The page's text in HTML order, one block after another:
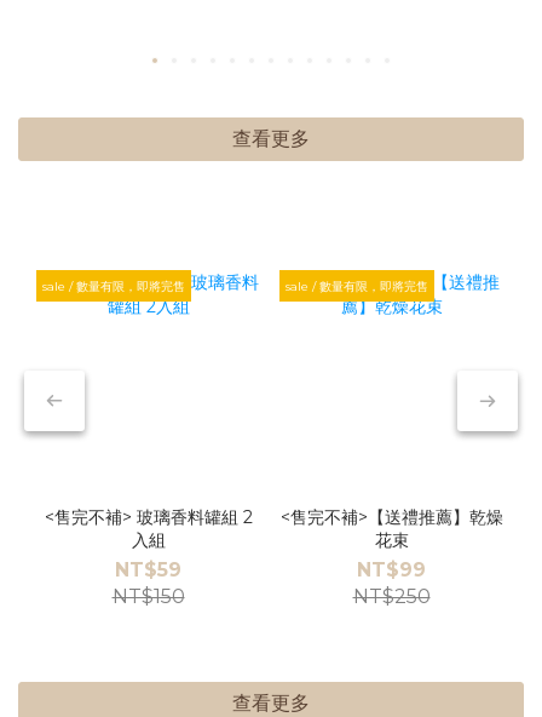
查看更多
sale / 數量有限，即將完售
<售完不補> 玻璃香料罐組 2
入組
NT$59
NT$150
sale / 數量有限，即將完售
<售完不補>【送禮推薦】乾燥
花束
NT$99
NT$250
查看更多